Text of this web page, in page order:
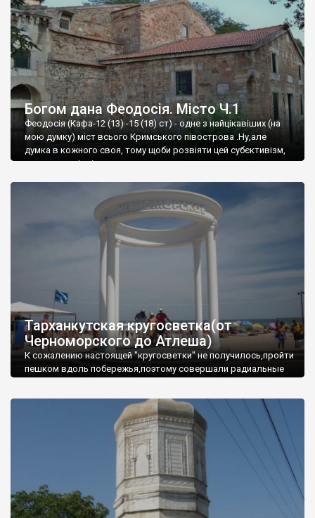
Богом дана Феодосія. Місто Ч.1
Феодосія (Кафа-12 (13) -15 (18) ст) - одне з найцікавіших (на
мою думку) міст всього Кримського півострова .Ну,але
думка в кожного своя, тому щоби розвіяти цей субєктивізм,
запрошую відвідати це
Тарханкутская кругосветка(от
Черноморского до Атлеша)
К сожалению настоящей "кругосветки" не получилось,пройти
пешком вдоль побережья,поэтому совершали радиальные